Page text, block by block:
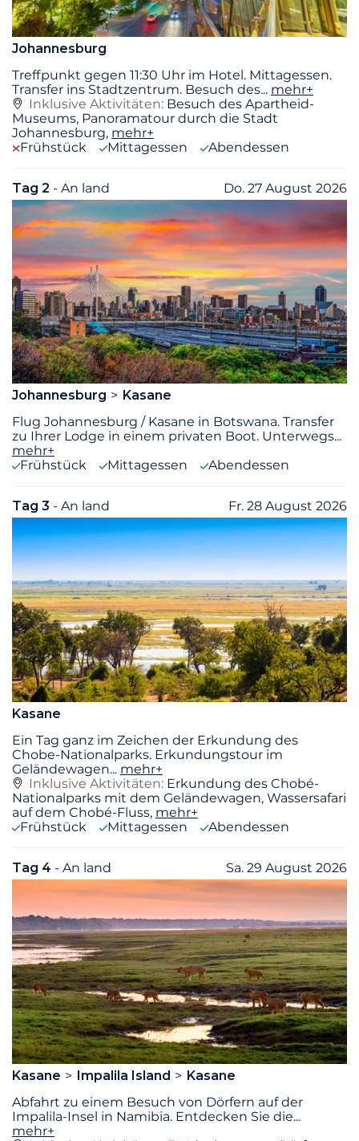
Johannesburg
Treffpunkt gegen 11:30 Uhr im Hotel. Mittagessen.
Transfer ins Stadtzentrum. Besuch des... mehr+
Inklusive Aktivitäten: Besuch des Apartheid-
Museums, Panoramatour durch die Stadt
Johannesburg, mehr+
Frühstück
Mittagessen Abendessen
Tag 2 - An land Do. 27 August 2026
Johannesburg
Kasane
Flug Johannesburg / Kasane in Botswana. Transfer
zu Ihrer Lodge in einem privaten Boot. Unterwegs...
mehr+
Frühstück
Mittagessen Abendessen
Tag 3 - An land Fr. 28 August 2026
Kasane
Ein Tag ganz im Zeichen der Erkundung des
Chobe-Nationalparks. Erkundungstour im
Geländewagen... mehr+
Inklusive Aktivitäten: Erkundung des Chobé-
Nationalparks mit dem Geländewagen, Wassersafari
auf dem Chobé-Fluss, mehr+
Frühstück
Mittagessen Abendessen
Tag 4 - An land Sa. 29 August 2026
Kasane Impalila Island
Kasane
Abfahrt zu einem Besuch von Dörfern auf der
Impalila-Insel in Namibia. Entdecken Sie die...
mehr+